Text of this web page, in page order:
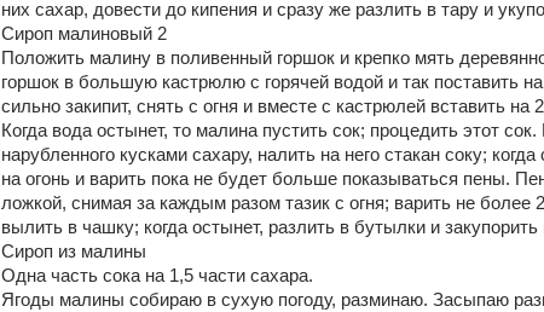
них сахар, довести до кипения и сразу же разлить в тару и
Сироп малиновый 2
Положить малину в поливенный горшок и крепко мять
горшок в большую кастрюлю с горячей водой и так поставить на
сильно закипит, снять с огня и вместе с кастрюлей вставить на
Когда вода остынет, то малина пустить сок; процедить этот
нарубленного кусками сахару, налить на него стакан соку; когда
на огонь и варить пока не будет больше показываться пены.
ложкой, снимая за каждым разом тазик с огня; варить не более
вылить в чашку; когда остынет, разлить в бутылки и
Сироп из малины
Одна часть сока на 1,5 части сахара.
Ягоды малины собираю в сухую погоду, разминаю. Засыпаю